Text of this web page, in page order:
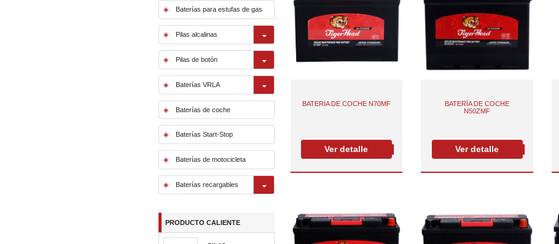
BATERÍA DE COCHE N70MF
Ver detalle
BATERÍA DE COCHE
N50ZMF
Ver detalle
Baterías para estufas de gas
Pilas alcalinas
Pilas de botón
Baterías VRLA
Baterías de coche
Baterías Start-Stop
Baterías de motocicleta
Baterías recargables
PRODUCTO CALIENTE